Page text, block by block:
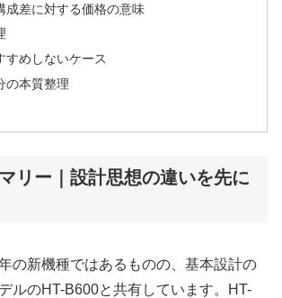
成差に対する価格の意味
すめしないケース
の本質整理
リー｜設計思想の違いを先に
の新機種ではあるものの、基本設計の
ルのHT-B600と共有しています。HT-